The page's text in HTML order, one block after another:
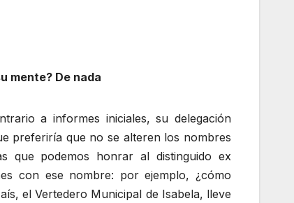
mente? De nada
a informes iniciales, su delegación
preferiría que no se alteren los nombres
que podemos honrar al distinguido ex
con ese nombre: por ejemplo, ¿cómo
el Vertedero Municipal de Isabela, lleve